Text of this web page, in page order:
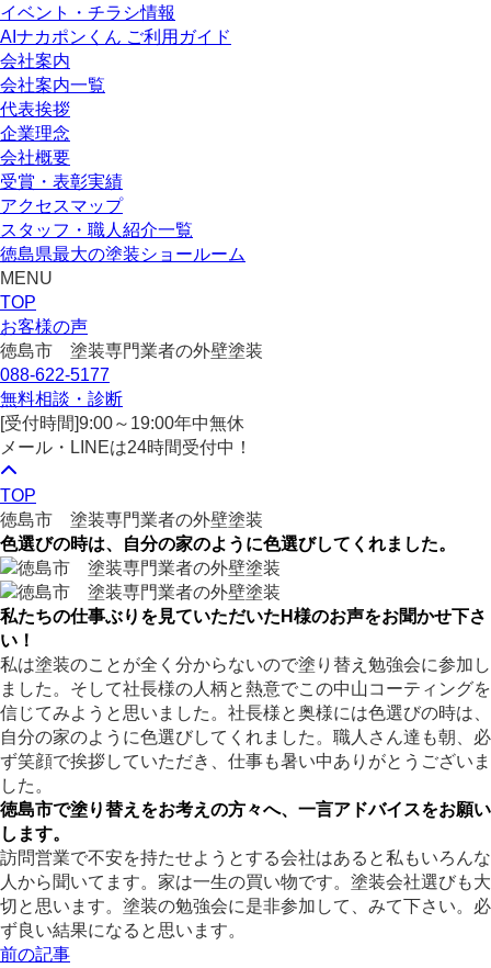
イベント・チラシ情報
AIナカポンくん ご利用ガイド
会社案内
会社案内一覧
代表挨拶
企業理念
会社概要
受賞・表彰実績
アクセスマップ
スタッフ・職人紹介一覧
徳島県最大の塗装ショールーム
MENU
TOP
お客様の声
徳島市 塗装専門業者の外壁塗装
088-622-5177
無料相談・診断
[受付時間]9:00～19:00年中無休
メール・LINEは24時間受付中！
TOP
徳島市 塗装専門業者の外壁塗装
色選びの時は、自分の家のように色選びしてくれました。
私たちの仕事ぶりを見ていただいたH様のお声をお聞かせ下さ
い！
私は塗装のことが全く分からないので塗り替え勉強会に参加し
ました。そして社長様の人柄と熱意でこの中山コーティングを
信じてみようと思いました。社長様と奥様には色選びの時は、
自分の家のように色選びしてくれました。職人さん達も朝、必
ず笑顔で挨拶していただき、仕事も暑い中ありがとうございま
した。
徳島市で塗り替えをお考えの方々へ、一言アドバイスをお願い
します。
訪問営業で不安を持たせようとする会社はあると私もいろんな
人から聞いてます。家は一生の買い物です。塗装会社選びも大
切と思います。塗装の勉強会に是非参加して、みて下さい。必
ず良い結果になると思います。
前の記事